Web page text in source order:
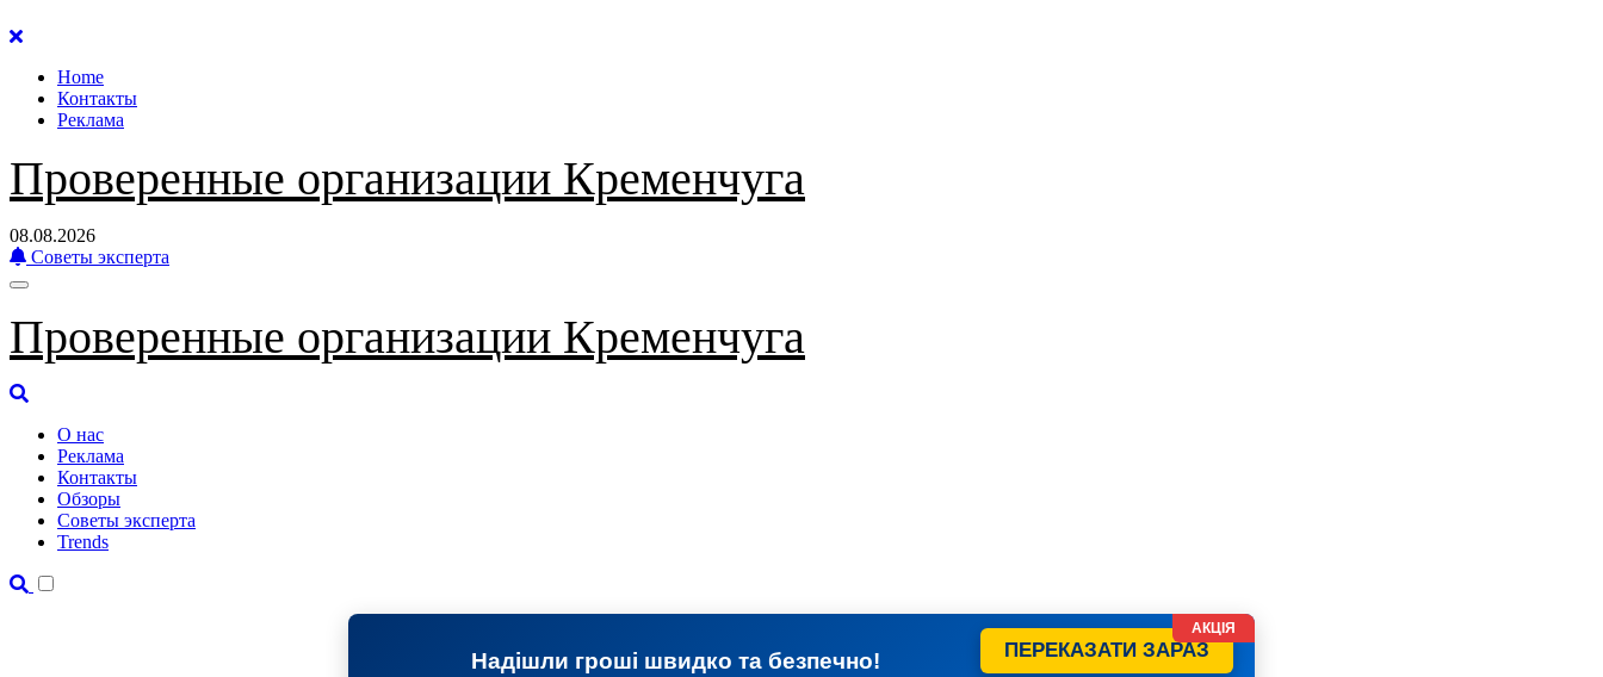
Перейти
содержанию
Home
Контакты
Реклама
Проверенные организации Кременчуга
08.08.2026
Советы эксперта
Проверенные организации Кременчуга
О нас
Реклама
Контакты
Обзоры
Советы эксперта
Trends
Надішли гроші швидко та безпечно! ПЕРЕКАЗАТИ ЗАРАЗ
АКЦІЯ